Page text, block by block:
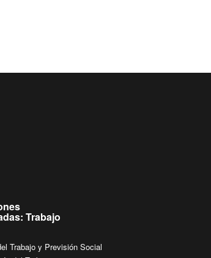
Trabajo
Trabajo y Previsión Social